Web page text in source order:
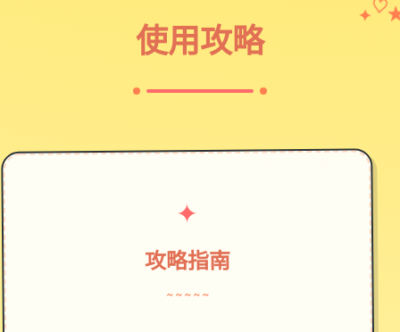
使用攻略
✦ ♡
✦
攻略指南
~~~~~